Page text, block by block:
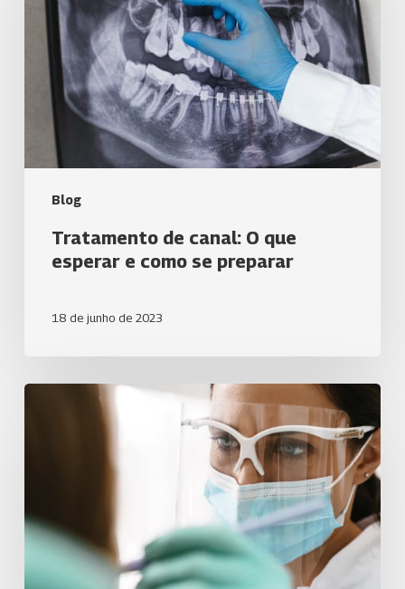
Blog
que
esperar
como
preparar
Tratamento de canal: O que
esperar e como se preparar
18 de junho de 2023
Como
para
o
tipo